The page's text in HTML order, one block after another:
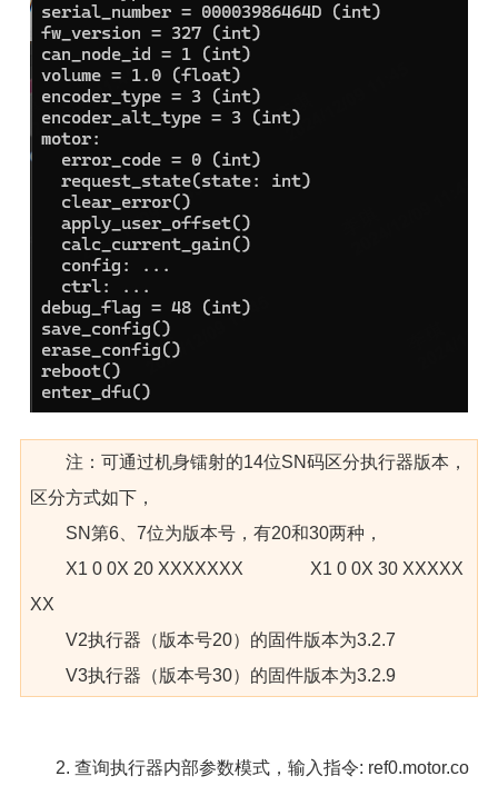
注：可通过机身镭射的14位SN码区分执行器版本，
区分方式如下，
SN第6、7位为版本号，有20和30两种，
X1 0 0X 20 XXXXXXX X1 0 0X 30 XXXXX
XX
V2执行器（版本号20）的固件版本为3.2.7
V3执行器（版本号30）的固件版本为3.2.9
2. 查询执行器内部参数模式，输入指令: ref0.motor.co